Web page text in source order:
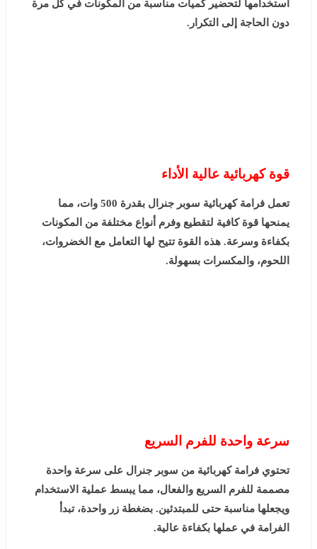
استخدامها لتحضير كميات مناسبة من المكونات في كل مرة
دون الحاجة إلى التكرار.
قوة كهربائية عالية الأداء
تعمل فرامة كهربائية سوبر جنرال بقدرة 500 وات، مما
يمنحها قوة كافية لتقطيع وفرم أنواع مختلفة من المكونات
بكفاءة وسرعة. هذه القوة تتيح لها التعامل مع الخضروات،
اللحوم، والمكسرات بسهولة.
سرعة واحدة للفرم السريع
تحتوي فرامة كهربائية من سوبر جنرال على سرعة واحدة
مصممة للفرم السريع والفعال، مما يبسط عملية الاستخدام
ويجعلها مناسبة حتى للمبتدئين. بضغطة زر واحدة، تبدأ
الفرامة في عملها بكفاءة عالية.